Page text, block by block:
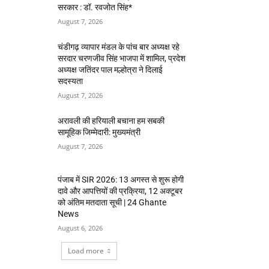
सरकार : डॉ. रवजोत सिंह*
August 7, 2026
चंडीगढ़ व्यापार मंडल के पांच बार अध्यक्ष रहे
सरदार चरणजीव सिंह भाजपा में शामिल, प्रदेश
अध्यक्ष जतिंदर पाल मल्होत्रा ने दिलाई
सदस्यता
August 7, 2026
अरावली की हरियाली बचाना हम सबकी
सामूहिक जिम्मेदारी: मुख्यमंत्री
August 7, 2026
पंजाब में SIR 2026: 13 अगस्त से शुरू होगी
दावे और आपत्तियों की प्रक्रिया, 12 अक्टूबर
को अंतिम मतदाता सूची | 24 Ghante
News
August 6, 2026
Load more